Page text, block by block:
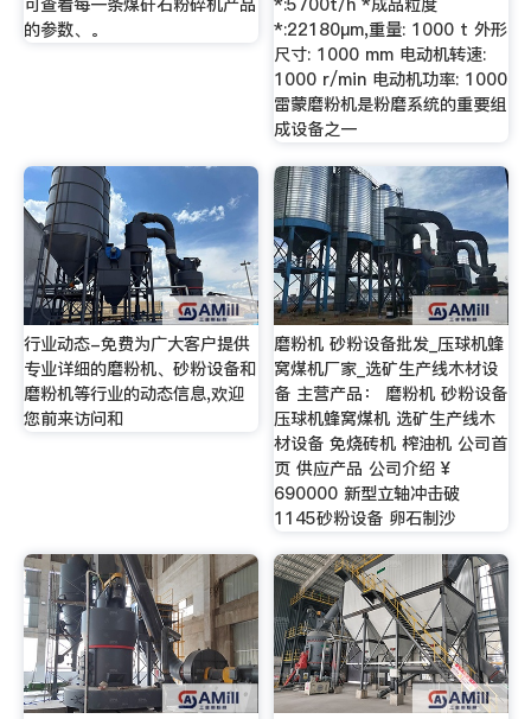
可查看每一条煤矸石粉碎机产品
的参数、。
*:5700t/h *成品粒度
*:22180μm,重量: 1000 t 外形
尺寸: 1000 mm 电动机转速:
1000 r/min 电动机功率: 1000
雷蒙磨粉机是粉磨系统的重要组
成设备之一
行业动态-免费为广大客户提供
专业详细的磨粉机、砂粉设备和
磨粉机等行业的动态信息,欢迎
您前来访问和
磨粉机 砂粉设备批发_压球机蜂
窝煤机厂家_选矿生产线木材设
备 主营产品： 磨粉机 砂粉设备
压球机蜂窝煤机 选矿生产线木
材设备 免烧砖机 榨油机 公司首
页 供应产品 公司介绍 ¥
690000 新型立轴冲击破
1145砂粉设备 卵石制沙